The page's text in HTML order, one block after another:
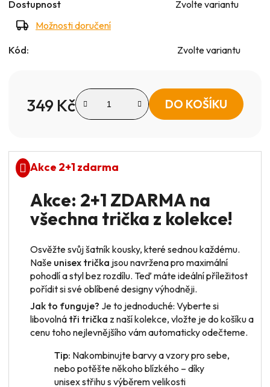
Dostupnost
Zvolte variantu
Možnosti doručení
Kód: Zvolte variantu
349 Kč DO KOŠÍKU
Akce 2+1 zdarma
Akce: 2+1 ZDARMA na
všechna trička z kolekce!
Osvěžte svůj šatník kousky, které sednou každému.
Naše unisex trička jsou navržena pro maximální
pohodlí a styl bez rozdílu. Teď máte ideální příležitost
pořídit si své oblíbené designy výhodněji.
Jak to funguje? Je to jednoduché: Vyberte si
libovolná tři trička z naší kolekce, vložte je do košíku a
cenu toho nejlevnějšího vám automaticky odečteme.
Tip: Nakombinujte barvy a vzory pro sebe,
nebo potěšte někoho blízkého – díky
unisex střihu s výběrem velikosti